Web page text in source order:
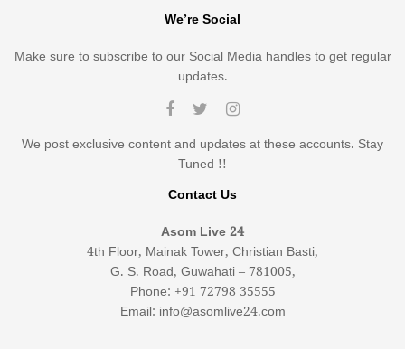
We’re Social
Make sure to subscribe to our Social Media handles to get regular
updates.
We post exclusive content and updates at these accounts. Stay
Tuned !!
Contact Us
Asom Live 24
4th Floor, Mainak Tower, Christian Basti,
G. S. Road, Guwahati – 781005,
Phone: +91 72798 35555
Email: info@asomlive24.com